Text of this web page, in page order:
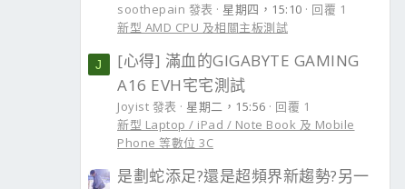
soothepain 發表 星期四，15:10
回覆 1
新型 AMD CPU 及相關主板測試
J
[心得] 滿血的GIGABYTE GAMING
A16 EVH宅宅測試
Joyist 發表 星期二，15:56
回覆 1
新型 Laptop / iPad / Note Book 及 Mobile
Phone 等數位 3C
是劃蛇添足?還是超頻界新趨勢?另一